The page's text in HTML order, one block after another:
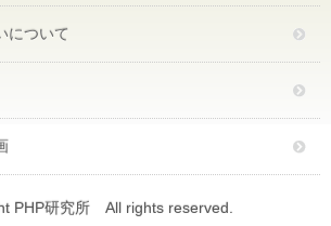
について
PHP研究所 All rights reserved.